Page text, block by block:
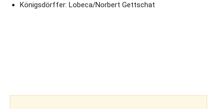
Königsdörffer: Lobeca/Norbert Gettschat